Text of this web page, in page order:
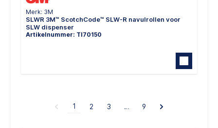
Merk: 3M
SLWR 3M™ ScotchCode™ SLW-R navulrollen voor
SLW dispenser
Artikelnummer: TI70150
1 2 3 … 9